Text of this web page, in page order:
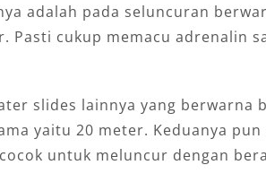
adalah pada seluncuran
Pasti cukup memacu adrenalin
slides lainnya yang berwarna
yaitu 20 meter. Keduanya
untuk meluncur dengan